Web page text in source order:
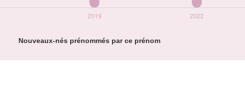
Nouveaux-nés prénommés par ce prénom